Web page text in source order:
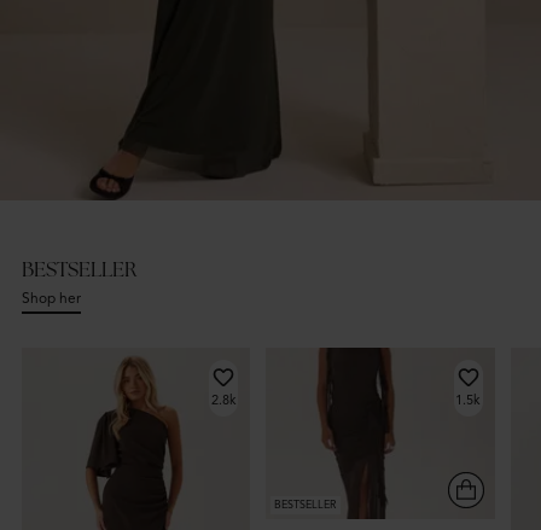
Occasion
Dresses
BESTSELLER
Shop her
2.8k 1.5k
BESTSELLER